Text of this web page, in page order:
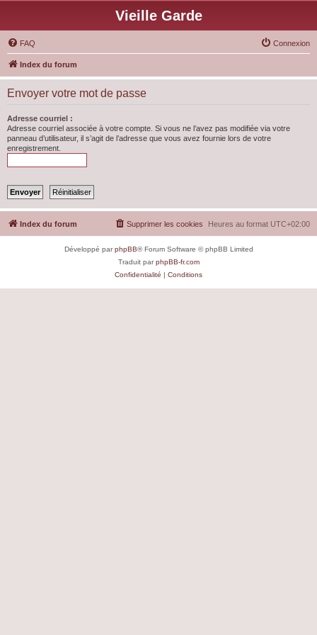
Vieille Garde
FAQ Connexion
Index du forum
Envoyer votre mot de passe
Adresse courriel :
Adresse courriel associée à votre compte. Si vous ne l’avez pas modifiée via votre
panneau d’utilisateur, il s’agit de l’adresse que vous avez fournie lors de votre
enregistrement.
Index du forum Heures au format UTC+02:00
Supprimer les cookies
Développé parphpBB® Forum Software © phpBB Limited
Traduit parphpBB-fr.com
Confidentialité | Conditions